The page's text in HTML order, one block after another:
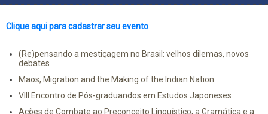
Clique aqui para cadastrar seu evento
(Re)pensando a mestiçagem no Brasil: velhos dilemas, novos
debates
Maos, Migration and the Making of the Indian Nation
VIII Encontro de Pós-graduandos em Estudos Japoneses
Ações de Combate ao Preconceito Linguístico, a Gramática e a